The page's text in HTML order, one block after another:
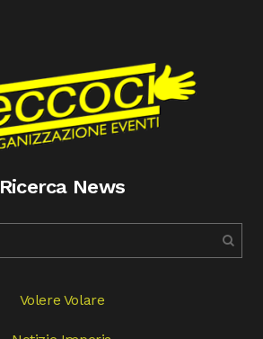
Ricerca News
Volere Volare